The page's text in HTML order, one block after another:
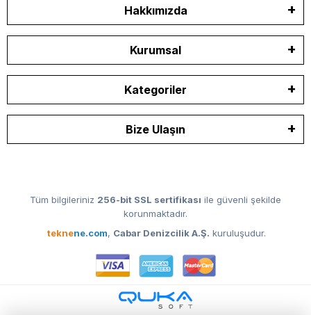
Hakkımızda
Kurumsal
Kategoriler
Bize Ulaşın
Tüm bilgileriniz 256-bit SSL sertifikası ile güvenli şekilde
korunmaktadır.
teknene.com, Cabar Denizcilik A.Ş. kuruluşudur.